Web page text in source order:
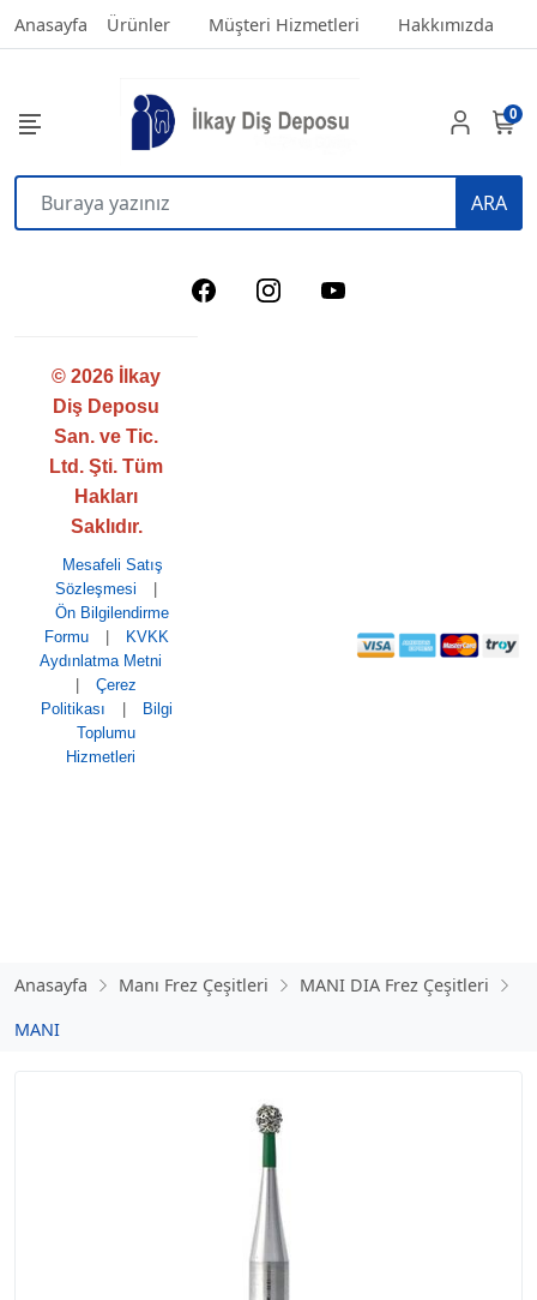
Anasayfa Ürünler Müşteri Hizmetleri Hakkımızda
ARA
0
© 2026 İlkay
Diş Deposu
San. ve Tic.
Ltd. Şti. Tüm
Hakları
Saklıdır.
Mesafeli Satış
Sözleşmesi
Ön Bilgilendirme
Formu
KVKK
Aydınlatma Metni
Çerez
Politikası
Bilgi
Toplumu
Hizmetleri
Anasayfa Manı Frez Çeşitleri
MANI DIA Frez Çeşitleri
MANI